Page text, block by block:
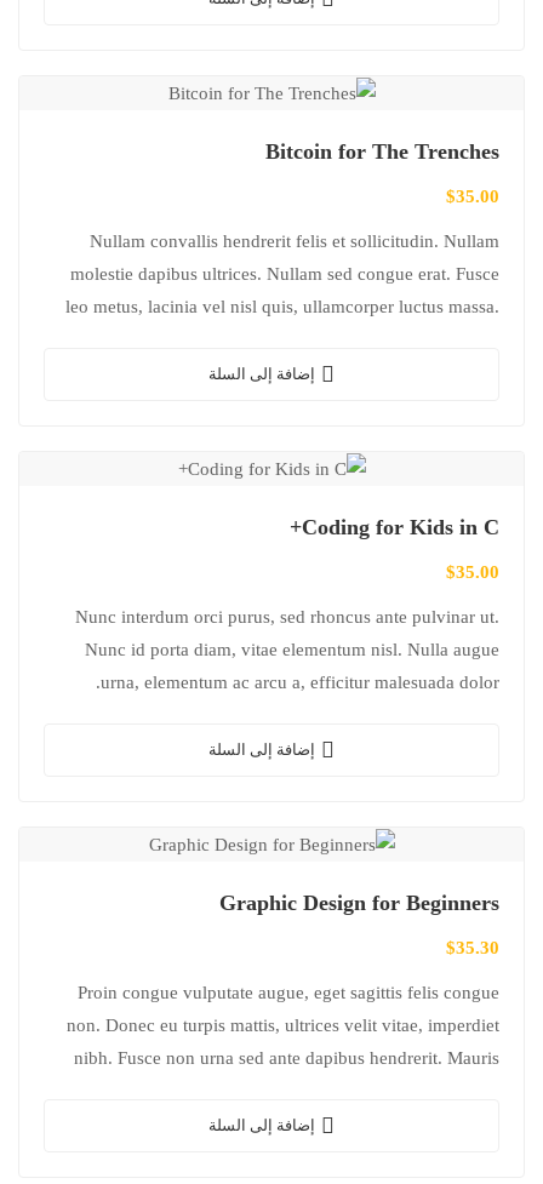
Bitcoin for The Trenches
$35.00
Nullam convallis hendrerit felis et sollicitudin. Nullam
molestie dapibus ultrices. Nullam sed congue erat. Fusce
leo metus, lacinia vel nisl quis, ullamcorper luctus massa.
إضافة إلى السلة
Coding for Kids in C+
$35.00
Nunc interdum orci purus, sed rhoncus ante pulvinar ut.
Nunc id porta diam, vitae elementum nisl. Nulla augue
urna, elementum ac arcu a, efficitur malesuada dolor.
إضافة إلى السلة
Graphic Design for Beginners
$35.30
Proin congue vulputate augue, eget sagittis felis congue
non. Donec eu turpis mattis, ultrices velit vitae, imperdiet
nibh. Fusce non urna sed ante dapibus hendrerit. Mauris
إضافة إلى السلة